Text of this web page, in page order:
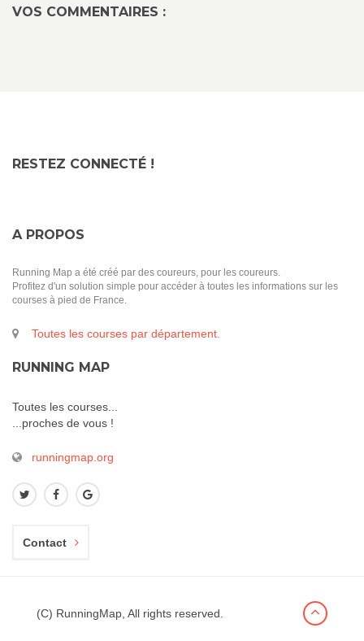
VOS COMMENTAIRES :
RESTEZ CONNECTÉ !
A PROPOS
Running Map a été créé par des coureurs, pour les coureurs.
Profitez d'un solution simple pour accéder à toutes les informations sur les
courses à pied de France.
Toutes les courses par département.
RUNNING MAP
Toutes les courses...
...proches de vous !
runningmap.org
Contact
(C) RunningMap, All rights reserved.